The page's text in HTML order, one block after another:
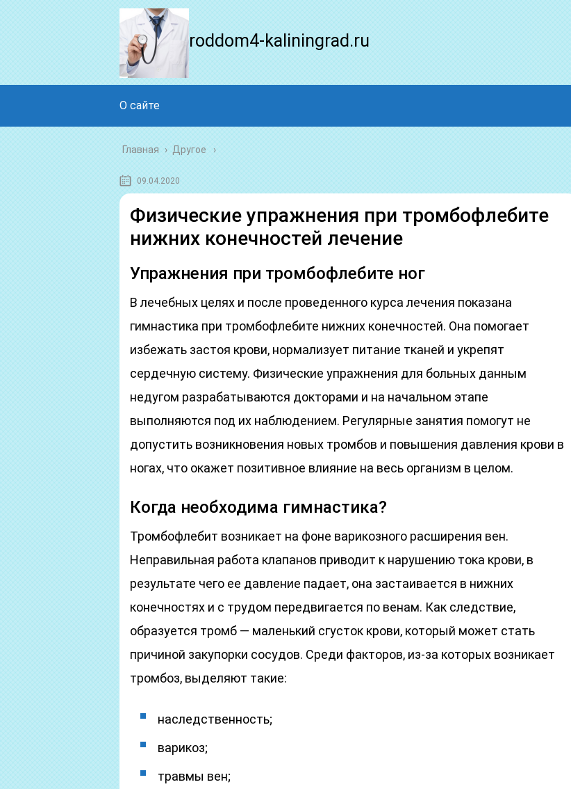
roddom4-kaliningrad.ru
О сайте
Главная › Другое
09.04.2020
Физические упражнения при тромбофлебите
нижних конечностей лечение
Упражнения при тромбофлебите ног
В лечебных целях и после проведенного курса лечения показана
гимнастика при тромбофлебите нижних конечностей. Она помогает
избежать застоя крови, нормализует питание тканей и укрепят
сердечную систему. Физические упражнения для больных данным
недугом разрабатываются докторами и на начальном этапе
выполняются под их наблюдением. Регулярные занятия помогут не
допустить возникновения новых тромбов и повышения давления крови в
ногах, что окажет позитивное влияние на весь организм в целом.
Когда необходима гимнастика?
Тромбофлебит возникает на фоне варикозного расширения вен.
Неправильная работа клапанов приводит к нарушению тока крови, в
результате чего ее давление падает, она застаивается в нижних
конечностях и с трудом передвигается по венам. Как следствие,
образуется тромб — маленький сгусток крови, который может стать
причиной закупорки сосудов. Среди факторов, из-за которых возникает
тромбоз, выделяют такие:
наследственность;
варикоз;
травмы вен;